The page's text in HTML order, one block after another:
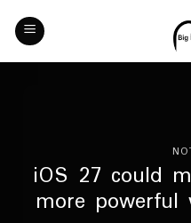
Skip
content
iOS 27 could
more